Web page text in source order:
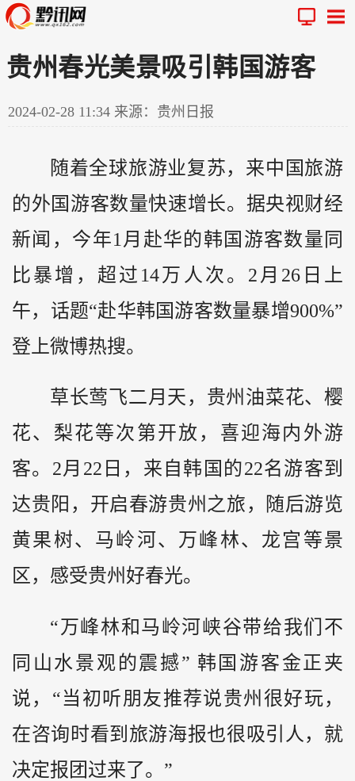
贵州春光美景吸引韩国游客
2024-02-28 11:34 来源：贵州日报
随着全球旅游业复苏，来中国旅游
的外国游客数量快速增长。据央视财经
新闻，今年1月赴华的韩国游客数量同
比暴增，超过14万人次。2月26日上
午，话题“赴华韩国游客数量暴增900%”
登上微博热搜。
草长莺飞二月天， 贵州 油菜花、樱
花、梨花等次第开放，喜迎海内外游
客。2月22日，来自韩国的22名游客到
达贵阳，开启春游贵州之旅，随后游览
黄果树、马岭河、万峰林、龙宫等景
区，感受贵州好春光。
“万峰林和马岭河峡谷带给我们不
同山水景观的震撼” 韩国游客金正夹
说，“当初听朋友推荐说贵州很好玩，
在咨询时看到旅游海报也很吸引人，就
决定报团过来了。”